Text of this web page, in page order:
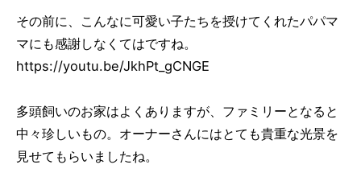
その前に、こんなに可愛い子たちを授けてくれたパパマ
マにも感謝しなくてはですね。
https://youtu.be/JkhPt_gCNGE
多頭飼いのお家はよくありますが、ファミリーとなると
中々珍しいもの。オーナーさんにはとても貴重な光景を
見せてもらいましたね。